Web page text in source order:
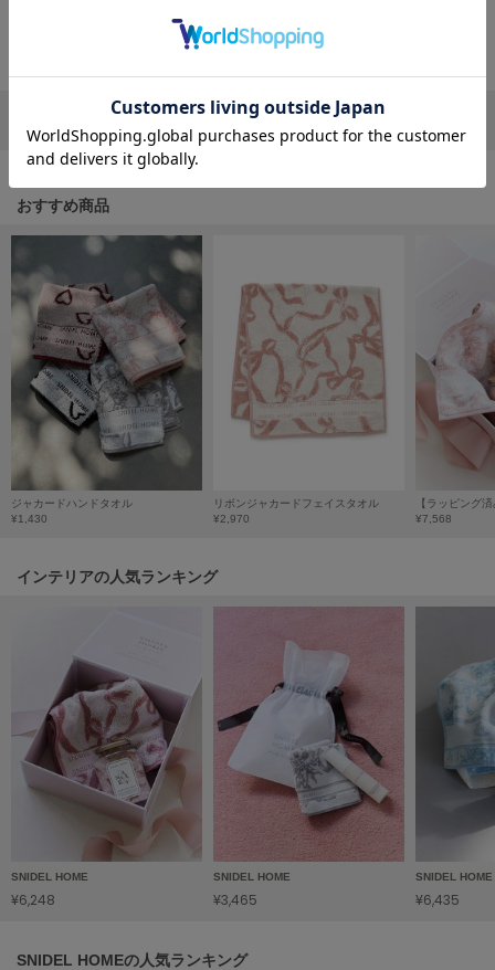
gelato pique
ジェラート ピケ
GELATO PIQUE CAT&DOG
gelato pique Sleep
ジェラート ピケ スリープ
GRAMICCI
グラミチ
Henon.
HUNTER
ハンター
ホカ オネオネ
LAATO
le coq sportif
ルコックスポルティフ
LeSportsac
返品・キャンセルについて
LINEで送る
おすすめ商品
ジャカードハンドタオル
¥1,430
リボンジャカードフェイスタオル
¥2,970
¥7,568
インテリアの人気ランキング
SNIDEL HOME
¥6,248
SNIDEL HOME
¥3,465
SNIDEL HOME
¥6,435
SNIDEL HOMEの人気ランキング